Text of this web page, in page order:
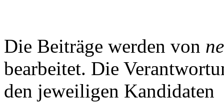
Die Beiträge werden von
bearbeitet. Die
den jeweiligen Kandidaten